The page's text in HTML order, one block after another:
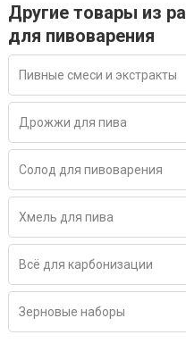
Другие товары из
для пивоварения
Пивные смеси и экстракты
Дрожжи для пива
Солод для пивоварения
Хмель для пива
Всё для карбонизации
Зерновые наборы